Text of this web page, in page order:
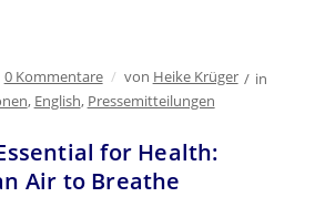
0 Kommentare / von Heike Krüger / in
, English, Pressemitteilungen
for Health:
Air to Breathe